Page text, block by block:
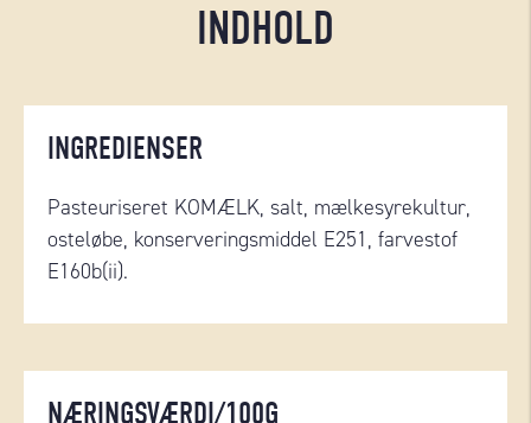
INDHOLD
INGREDIENSER
Pasteuriseret KOMÆLK, salt, mælkesyrekultur,
osteløbe, konserveringsmiddel E251, farvestof
E160b(ii).
NÆRINGSVÆRDI/100G